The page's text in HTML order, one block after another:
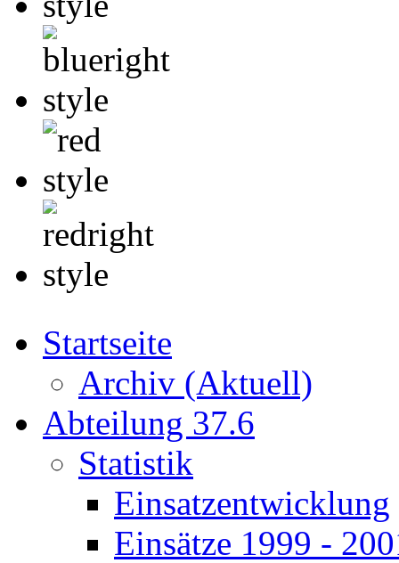
Startseite
Archiv (Aktuell)
Abteilung 37.6
Statistik
Einsatzentwicklung
Einsätze 1999 -